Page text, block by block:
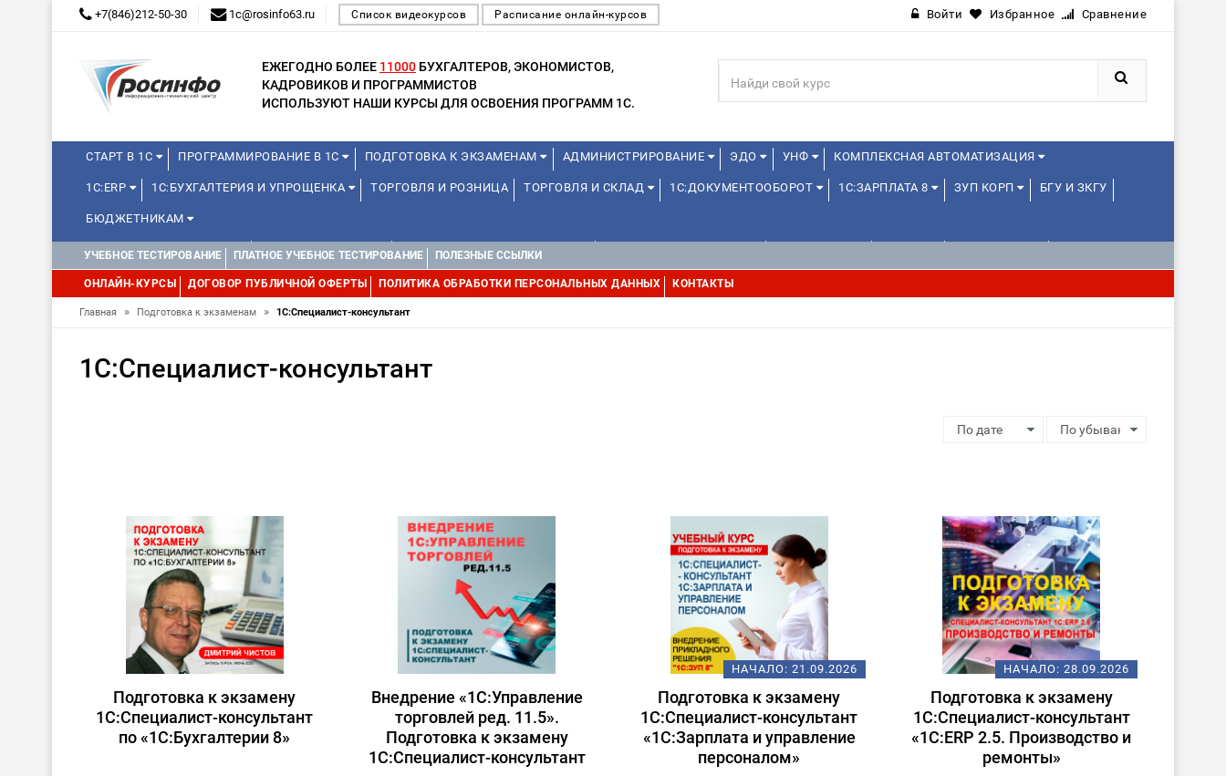
+7(846)212-50-30 1c@rosinfo63.ru Список видеокурсов Расписание онлайн-курсов Войти Избранное Сравнение
ЕЖЕГОДНО БОЛЕЕ 11000 БУХГАЛТЕРОВ, ЭКОНОМИСТОВ,
КАДРОВИКОВ И ПРОГРАММИСТОВ
ИСПОЛЬЗУЮТ НАШИ КУРСЫ ДЛЯ ОСВОЕНИЯ ПРОГРАММ 1С.
СТАРТ В 1С ПРОГРАММИРОВАНИЕ В 1С ПОДГОТОВКА К ЭКЗАМЕНАМ АДМИНИСТРИРОВАНИЕ ЭДО УНФ КОМПЛЕКСНАЯ АВТОМАТИЗАЦИЯ
1С:ERP 1С:БУХГАЛТЕРИЯ И УПРОЩЕНКА ТОРГОВЛЯ И РОЗНИЦА ТОРГОВЛЯ И СКЛАД 1С:ДОКУМЕНТООБОРОТ 1С:ЗАРПЛАТА 8 ЗУП КОРП БГУ И ЗКГУ
БЮДЖЕТНИКАМ
КУРСЫ ДЛЯ ШКОЛЬНИКОВ ДЛЯ ШКОЛЬНИКОВ 1С:УПРАВЛЕНИЕ ХОЛДИНГОМ
WEB, JAVA И ANDROID
УЧЕБНОЕ ТЕСТИРОВАНИЕ ПЛАТНОЕ УЧЕБНОЕ ТЕСТИРОВАНИЕ ПОЛЕЗНЫЕ ССЫЛКИ
ОНЛАЙН-КУРСЫ ДОГОВОР ПУБЛИЧНОЙ ОФЕРТЫ ПОЛИТИКА ОБРАБОТКИ ПЕРСОНАЛЬНЫХ ДАННЫХ КОНТАКТЫ
Главная » Подготовка к экзаменам » 1С:Специалист-консультант
1С:Специалист-консультант
Подготовка к экзамену
1С:Специалист-консультант
по «1С:Бухгалтерии 8»
Внедрение «1С:Управление
торговлей ред. 11.5».
Подготовка к экзамену
1С:Специалист-консультант
НАЧАЛО: 21.09.2026
Подготовка к экзамену
1С:Специалист-консультант
«1С:Зарплата и управление
персоналом»
НАЧАЛО: 28.09.2026
Подготовка к экзамену
1С:Специалист-консультант
«1С:ERP 2.5. Производство и
ремонты»